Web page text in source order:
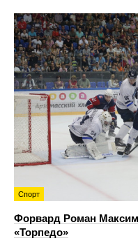
Спорт
Форвард Роман
«Торпедо»